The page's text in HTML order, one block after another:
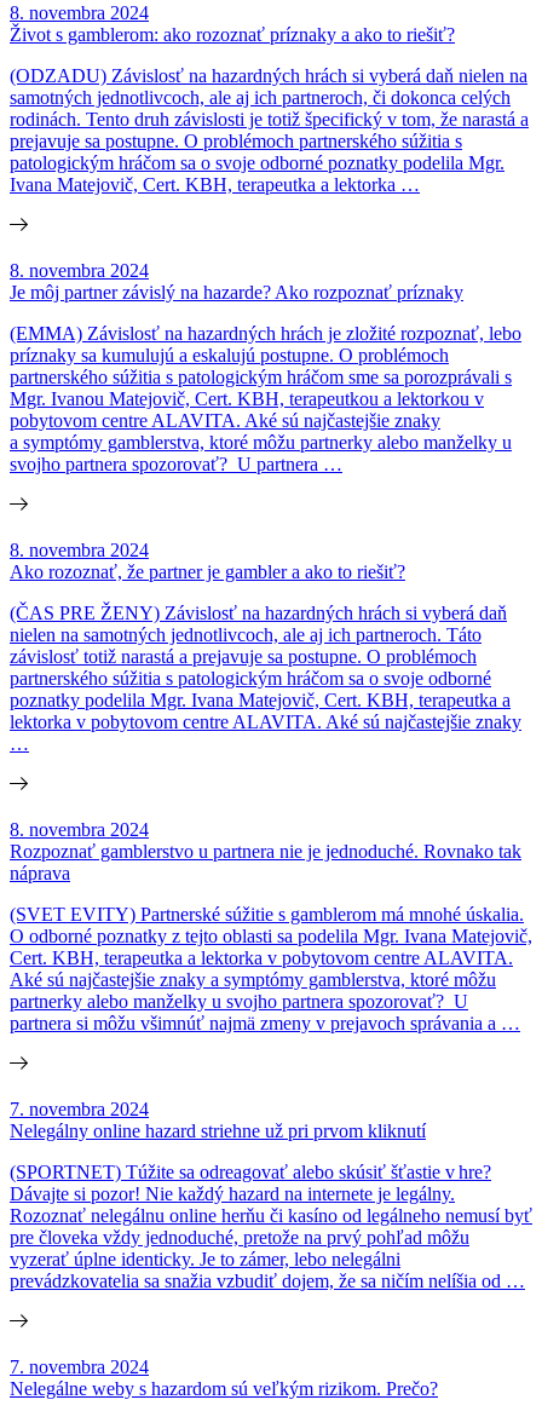
8. novembra 2024
Život s gamblerom: ako rozoznať príznaky a ako to riešiť?
(ODZADU) Závislosť na hazardných hrách si vyberá daň nielen na
samotných jednotlivcoch, ale aj ich partneroch, či dokonca celých
rodinách. Tento druh závislosti je totiž špecifický v tom, že narastá a
prejavuje sa postupne. O problémoch partnerského súžitia s
patologickým hráčom sa o svoje odborné poznatky podelila Mgr.
Ivana Matejovič, Cert. KBH, terapeutka a lektorka …
8. novembra 2024
Je môj partner závislý na hazarde? Ako rozpoznať príznaky
(EMMA) Závislosť na hazardných hrách je zložité rozpoznať, lebo
príznaky sa kumulujú a eskalujú postupne. O problémoch
partnerského súžitia s patologickým hráčom sme sa porozprávali s
Mgr. Ivanou Matejovič, Cert. KBH, terapeutkou a lektorkou v
pobytovom centre ALAVITA. Aké sú najčastejšie znaky
a symptómy gamblerstva, ktoré môžu partnerky alebo manželky u
svojho partnera spozorovať? U partnera …
8. novembra 2024
Ako rozoznať, že partner je gambler a ako to riešiť?
(ČAS PRE ŽENY) Závislosť na hazardných hrách si vyberá daň
nielen na samotných jednotlivcoch, ale aj ich partneroch. Táto
závislosť totiž narastá a prejavuje sa postupne. O problémoch
partnerského súžitia s patologickým hráčom sa o svoje odborné
poznatky podelila Mgr. Ivana Matejovič, Cert. KBH, terapeutka a
lektorka v pobytovom centre ALAVITA. Aké sú najčastejšie znaky
…
8. novembra 2024
Rozpoznať gamblerstvo u partnera nie je jednoduché. Rovnako tak
náprava
(SVET EVITY) Partnerské súžitie s gamblerom má mnohé úskalia.
O odborné poznatky z tejto oblasti sa podelila Mgr. Ivana Matejovič,
Cert. KBH, terapeutka a lektorka v pobytovom centre ALAVITA.
Aké sú najčastejšie znaky a symptómy gamblerstva, ktoré môžu
partnerky alebo manželky u svojho partnera spozorovať? U
partnera si môžu všimnúť najmä zmeny v prejavoch správania a …
7. novembra 2024
Nelegálny online hazard striehne už pri prvom kliknutí
(SPORTNET) Túžite sa odreagovať alebo skúsiť šťastie v hre?
Dávajte si pozor! Nie každý hazard na internete je legálny.
Rozoznať nelegálnu online herňu či kasíno od legálneho nemusí byť
pre človeka vždy jednoduché, pretože na prvý pohľad môžu
vyzerať úplne identicky. Je to zámer, lebo nelegálni
prevádzkovatelia sa snažia vzbudiť dojem, že sa ničím nelíšia od …
7. novembra 2024
Nelegálne weby s hazardom sú veľkým rizikom. Prečo?